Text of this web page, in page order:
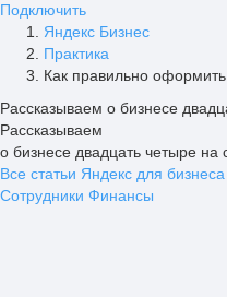
Подключить
Яндекс Бизнес
Практика
Как правильно оформить
Рассказываем о бизнесе
Рассказываем
о бизнесе двадцать четыре на
Все статьи Яндекс для бизнеса
Сотрудники Финансы